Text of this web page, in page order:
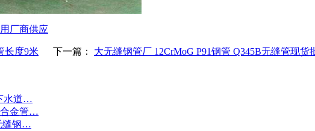
厂商供应
长度9米 下一篇： 大无缝钢管厂 12CrMoG P91钢管 Q345B无缝管现货
水道…
合金管…
缝钢…